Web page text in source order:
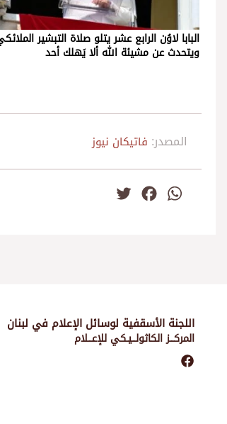
البابا لاوُن الرابع عشر يتلو صلاة التبشير
ويتحدث عن مشيئة الله ألا يَهلك أحد
المصدر: فاتيكان نيوز
WhatsApp
Facebook
اللجنة الأسقفية لوسائل الإعلام في لبنان
المركـــز الكاثولـــيـكي للإعـــلام